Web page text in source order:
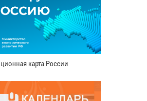
карта России